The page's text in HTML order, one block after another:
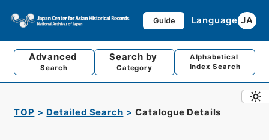
Guide Language JA
Advanced
Search
Search by
Category
Alphabetical
Index Search
TOP Detailed Search Catalogue Details